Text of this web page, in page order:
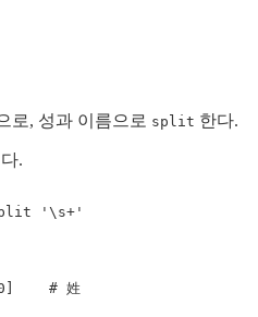
로, 성과 이름으로 split 한다.
.
'\s+'
# 姓